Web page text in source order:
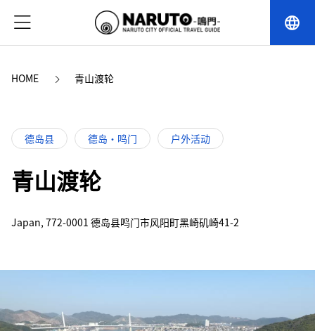
language
HOME 青山渡轮
德岛县 德岛・鸣门 户外活动
青山渡轮
Japan, 772-0001 德岛县鸣门市风阳町黑崎矶崎41-2